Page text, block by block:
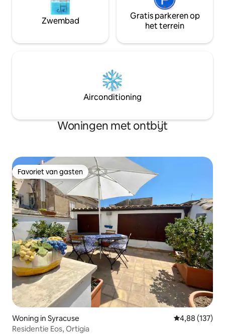
Zwembad
Gratis parkeren op
het terrein
Airconditioning
Woningen met ontbijt
Favoriet van gasten
Favoriet van gasten
Woning in Syracuse Gemiddelde
4,88 (137)
Residentie Eos, Ortigia